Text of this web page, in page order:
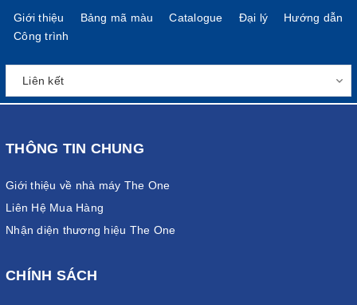
Giới thiệu Bảng mã màu Catalogue Đại lý
Hướng dẫn
Công trình
THÔNG TIN CHUNG
Giới thiệu về nhà máy The One
Liên Hệ Mua Hàng
Nhận diện thương hiệu The One
CHÍNH SÁCH